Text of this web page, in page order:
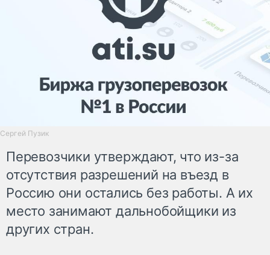
Сергей Пузик
Перевозчики утверждают, что из-за
отсутствия разрешений на въезд в
Россию они остались без работы. А их
место занимают дальнобойщики из
других стран.